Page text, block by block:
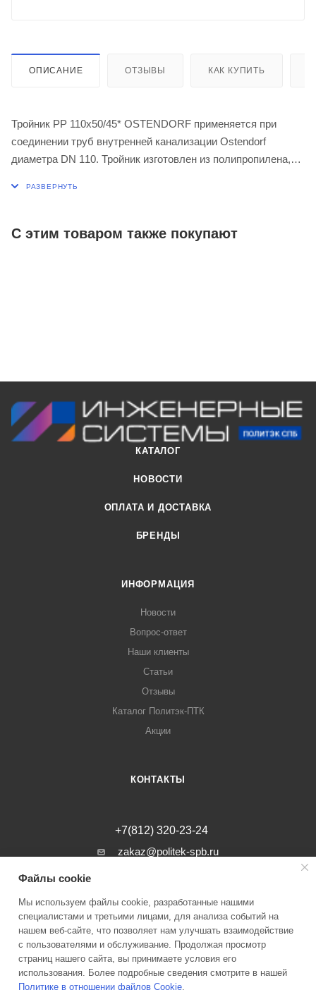
ОПИСАНИЕ ОТЗЫВЫ КАК КУПИТЬ
Тройник PP 110х50/45* OSTENDORF применяется при
соединении труб внутренней канализации Ostendorf
диаметра DN 110. Тройник изготовлен из полипропилена,
С этим товаром также покупают
КАТАЛОГ
НОВОСТИ
ОПЛАТА И ДОСТАВКА
БРЕНДЫ
ИНФОРМАЦИЯ
Новости
Вопрос-ответ
Наши клиенты
Статьи
Отзывы
Каталог Политэк-ПТК
Акции
КОНТАКТЫ
+7(812) 320-23-24
zakaz@politek-spb.ru
г. Санкт-Петербург, Минеральная ул, д.
2026 © Инженерные системы Политэк СПБ Все права защищены
Файлы cookie
Мы используем файлы cookie, разработанные нашими
специалистами и третьими лицами, для анализа событий на
нашем веб-сайте, что позволяет нам улучшать взаимодействие
с пользователями и обслуживание. Продолжая просмотр
страниц нашего сайта, вы принимаете условия его
использования. Более подробные сведения смотрите в нашей
Политике в отношении файлов Cookie.